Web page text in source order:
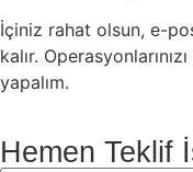
İçiniz rahat olsun, e-
kalır.
yapalım.
Hemen Teklif